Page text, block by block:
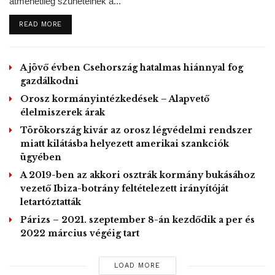
a schengeni övezeten kívüliek előtt is a koronavírus-
járvány miatt még márciusban lezárt határait. Az olasz
polgári védelmi hatóság szombat esti adatai szerint az
közülük 210-et Lombardia tartományban. Ötvenöten haltak
meg egy nap alatt, közülük 23-an Lombardiában. A halottak
száma elérte a 34 301-et, az aktív fertőzöttek száma 30
ezer alá csökkent, kórházban már kevesebb mint 4 ezer
beteget kezelnek, intenzíven 220-at.
(Slovenia).
#togetherWeAreEurope#goborde
rless
pic.twitter.com/opsFrjUvlU
🇸🇮 (@GECTGO_EZTSGO)
Click to accept marketing cookies and
enable this content
READ MOREDETAILS
A jövő évben Csehország hatalmas hiánnyal fog
gazdálkodni
Orosz kormányintézkedések – Alapvető
élelmiszerek árak
Törökország kivár az orosz légvédelmi rendszer
miatt kilátásba helyezett amerikai szankciók
ügyében
A 2019-ben az akkori osztrák kormány bukásához
vezető Ibiza-botrány feltételezett irányítóját
letartóztatták
Párizs – 2021. szeptember 8-án kezdődik a per és
2022 március végéig tart
LOAD MORE